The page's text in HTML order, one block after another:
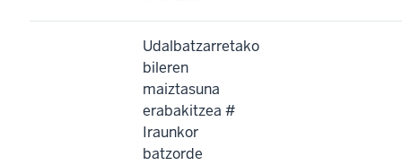
Udalbatzarretako
bileren
maiztasuna
erabakitzea #
Iraunkor
batzorde